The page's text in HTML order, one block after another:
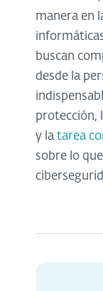
manera en
buscan
desde la
protección,
y la tarea
sobre lo